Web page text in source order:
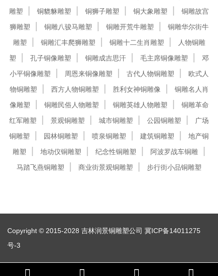
雕塑
铜貔貅雕塑 铜狮子雕塑 铜大象雕塑
铜雕故宫
狮雕塑
铜雕八骏马雕塑 铜雕开荒牛雕塑
铜雕华尔街牛
雕塑
铜雕汇丰爬狮雕塑 铜雕十二生肖雕塑
人物铜雕
塑
孔子铜像雕塑 铜雕成吉思汗 毛主席铜像雕塑
邓
小平铜像雕塑
周恩来铜像雕塑 古代人物铜雕塑
欧式人
物铜雕塑
西方人物铜雕塑 胜利女神铜雕像
铜雕名人肖
像雕塑
铜雕民俗人物雕塑 铜雕英雄人物雕塑
铜雕革命
红军雕塑
景观铜雕塑 城市铜雕塑 公园铜雕塑
广场
铜雕塑
园林铜雕塑 喷泉铜雕塑 建筑铜雕塑
地产铜
雕塑
地动仪铜雕塑 纪念性铜雕塑
阿波罗战车铜雕
马踏飞燕铜雕塑
商业街景观铜雕塑 步行街小品铜雕塑
Copyright © 2015-2028 吉林润景铜雕塑公司 冀ICP备14011275
号-3